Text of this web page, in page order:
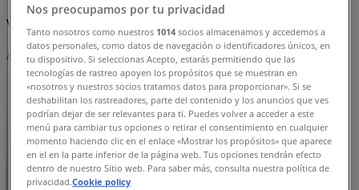
Vi er i ferd med å publisere tilbud fra Interflora
Annonsering
Nos preocupamos por tu privacidad
Tanto nosotros como nuestros 1014 socios almacenamos y accedemos a
datos personales, como datos de navegación o identificadores únicos, en
tu dispositivo. Si seleccionas Acepto, estarás permitiendo que las
tecnologías de rastreo apoyen los propósitos que se muestran en
«nosotros y nuestros socios tratamos datos para proporcionar». Si se
deshabilitan los rastreadores, parte del contenido y los anuncios que ves
podrían dejar de ser relevantes para ti. Puedes volver a acceder a este
menú para cambiar tus opciones o retirar el consentimiento en cualquier
momento haciendo clic en el enlace «Mostrar los propósitos» que aparece
en el en la parte inferior de la página web. Tus opciones tendrán efecto
dentro de nuestro Sitio web. Para saber más, consulta nuestra política de
privacidad.Cookie policy